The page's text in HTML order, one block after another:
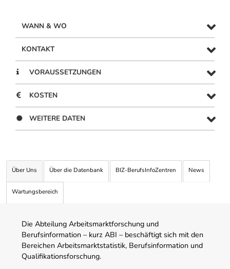
WANN & WO
KONTAKT
VORAUSSETZUNGEN
KOSTEN
WEITERE DATEN
Über Uns Über die Datenbank BIZ-BerufsInfoZentren News
Wartungsbereich
Die Abteilung Arbeitsmarktforschung und
Berufsinformation – kurz ABI – beschäftigt sich mit den
Bereichen Arbeitsmarktstatistik, Berufsinformation und
Qualifikationsforschung.